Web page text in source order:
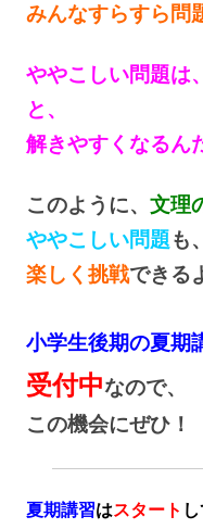
みんなすらすら問
ややこしい問題は
と、
解きやすくなるん
このように、 文理
ややこしい問題も、
楽しく挑戦できる
小学生後期の夏期
受付中なので、
この機会にぜひ！
夏期講習はスタート